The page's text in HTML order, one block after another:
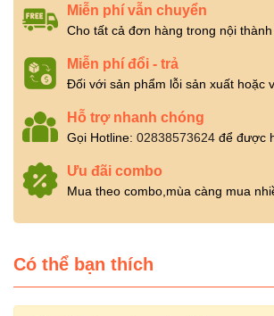
Miễn phí vẫn chuyển
Cho tất cả đơn hàng trong nội
Miễn phí đổi - trả
Đối với sản phẩm lỗi sản xuất hoặc
Hỗ trợ nhanh chóng
Gọi Hotline: 02838573624 để được
Ưu đãi combo
Mua theo combo,mùa càng mua
Có thể bạn thích